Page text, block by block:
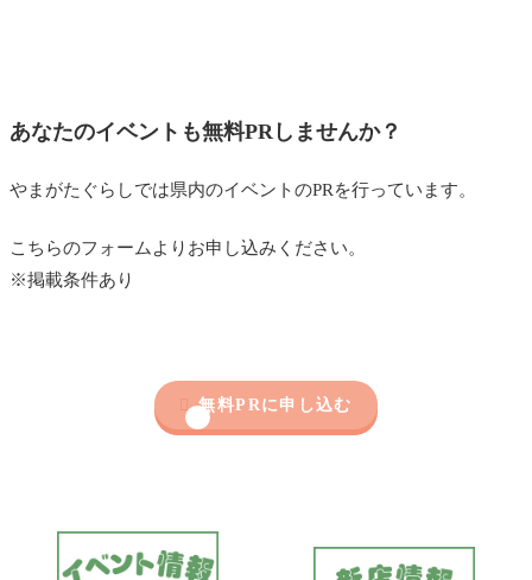
あなたのイベントも無料PRしませんか？
やまがたぐらしでは県内のイベントのPRを行っています。
こちらのフォームよりお申し込みください。
※掲載条件あり
 無料PRに申し込む